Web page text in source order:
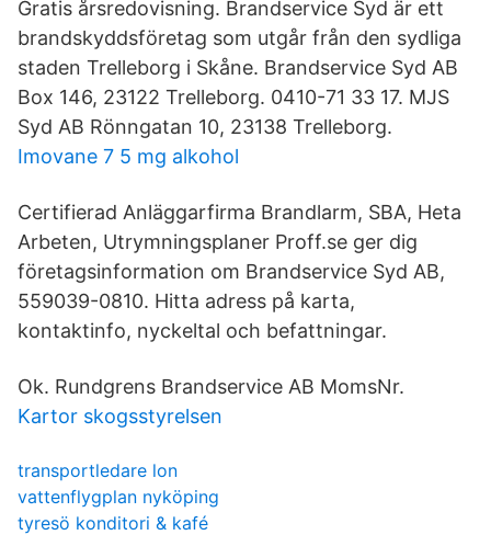
Gratis årsredovisning. Brandservice Syd är ett
brandskyddsföretag som utgår från den sydliga
staden Trelleborg i Skåne. Brandservice Syd AB
Box 146, 23122 Trelleborg. 0410-71 33 17. MJS
Syd AB Rönngatan 10, 23138 Trelleborg.
Imovane 7 5 mg alkohol
Certifierad Anläggarfirma Brandlarm, SBA, Heta
Arbeten, Utrymningsplaner Proff.se ger dig
företagsinformation om Brandservice Syd AB,
559039-0810. Hitta adress på karta,
kontaktinfo, nyckeltal och befattningar.
Ok. Rundgrens Brandservice AB MomsNr.
Kartor skogsstyrelsen
transportledare lon
vattenflygplan nyköping
tyresö konditori & kafé